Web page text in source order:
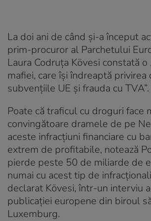
La doi ani de când şi-a început
prim-procuror al Parchetului
Laura Codruţa Kövesi constată o
mafiei, care îşi îndreaptă privirea
subvenţiile UE şi frauda cu TVA”.
Poate că traficul cu droguri face
convingătoare dramele de pe
aceste infracţiuni financiare cu
extrem de profitabile, notează
pierde peste 50 de miliarde de
numai cu acest tip de
declarat Kövesi, într-un interviu
publicaţiei europene din biroul
Luxemburg.